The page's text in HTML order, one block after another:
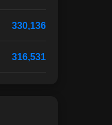
330,136
316,531